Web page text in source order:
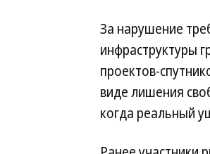
За нарушение
инфраструктуры
проектов-
виде лишения
когда реальный